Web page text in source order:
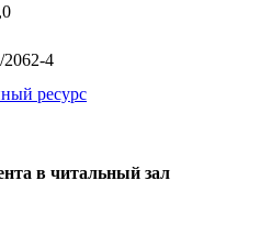
4
ресурс
в читальный зал